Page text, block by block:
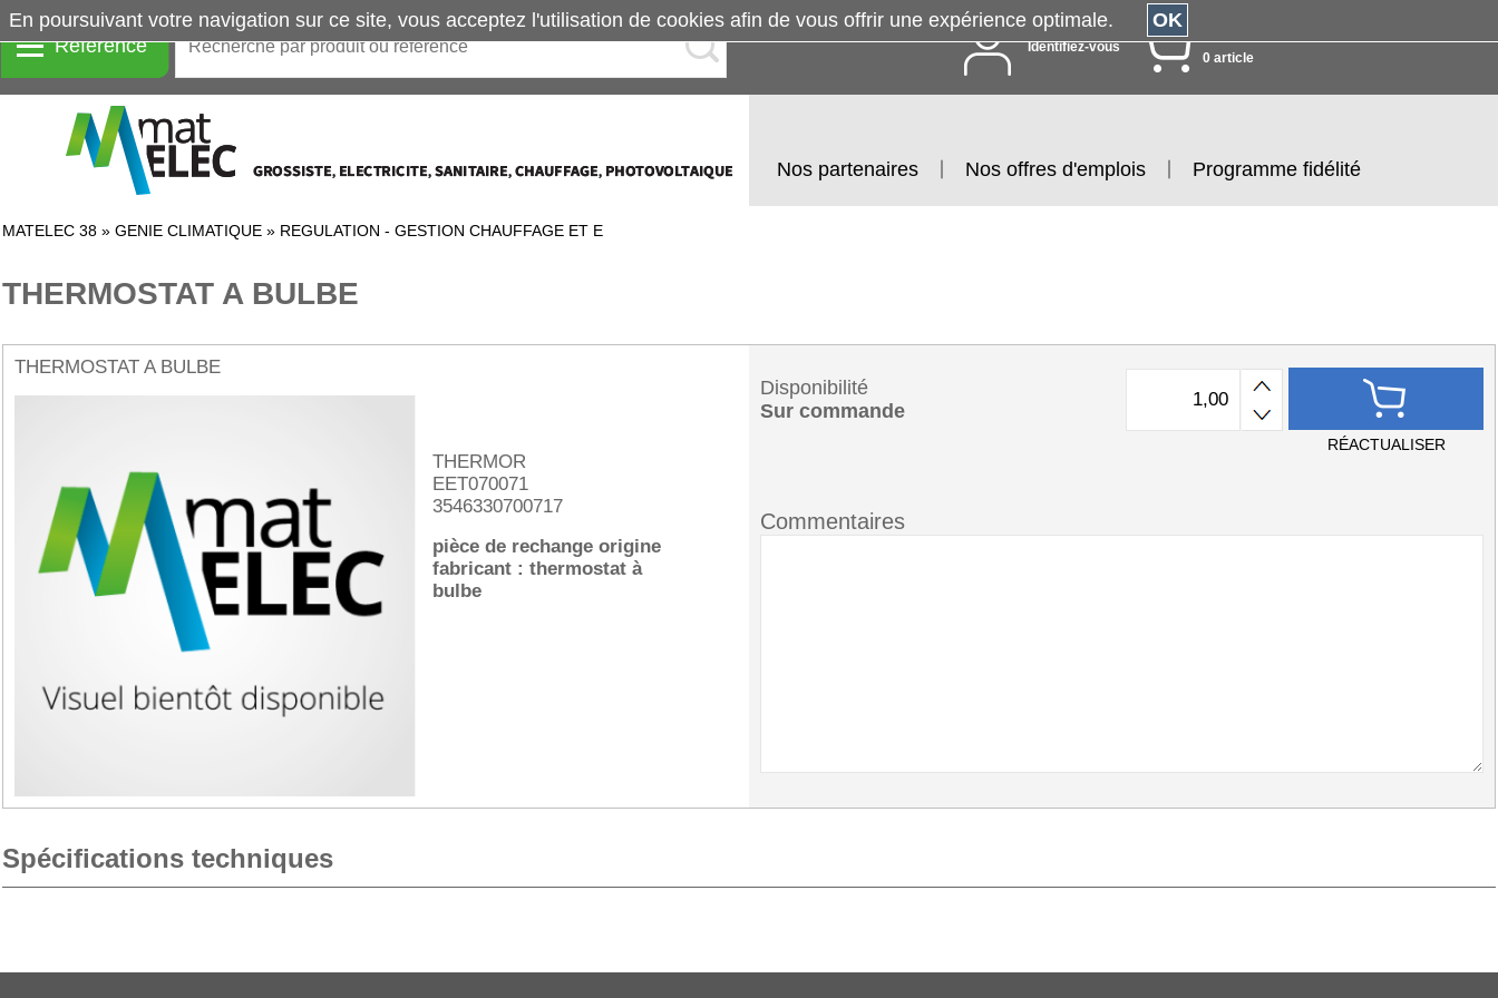
Référence Identifiez-vous
0 article
Nos partenaires Nos offres d'emplois Programme fidélité
MATELEC 38 » GENIE CLIMATIQUE » REGULATION - GESTION CHAUFFAGE ET E
THERMOSTAT A BULBE
THERMOSTAT A BULBE
THERMOR
EET070071
3546330700717
pièce de rechange origine
fabricant : thermostat à
bulbe
Disponibilité
Sur commande
RÉACTUALISER
Commentaires
Spécifications techniques
En poursuivant votre navigation sur ce site, vous acceptez l'utilisation de cookies afin de vous offrir une expérience optimale. OK